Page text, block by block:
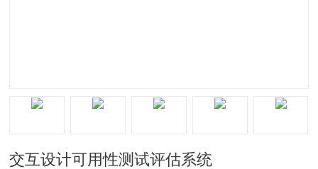
交互设计可用性测试评估系统